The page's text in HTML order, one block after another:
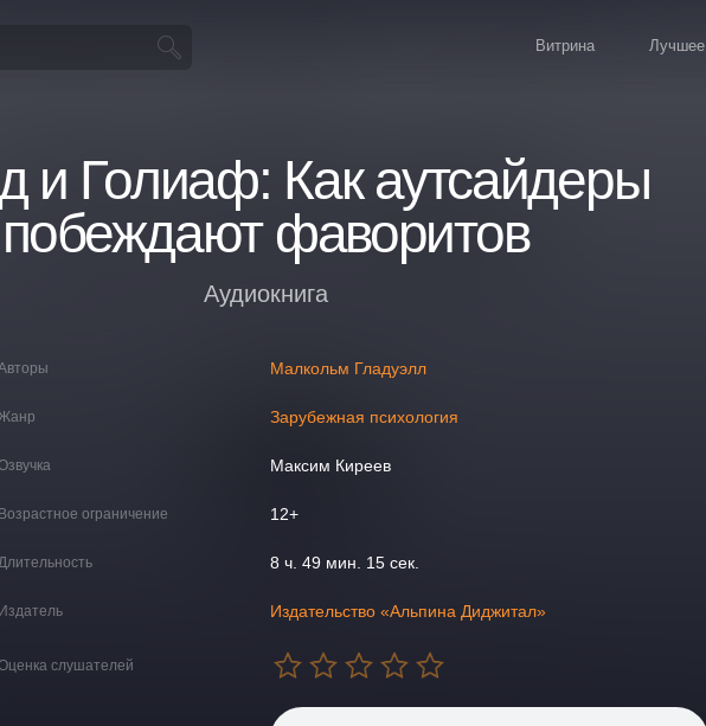
Витрина Лучшее
и Голиаф: Как аутсайдеры
побеждают фаворитов
Аудиокнига
Малкольм Гладуэлл
Зарубежная психология
Максим Киреев
ограничение 12+
8 ч. 49 мин. 15 сек.
Издательство «Альпина Диджитал»
слушателей